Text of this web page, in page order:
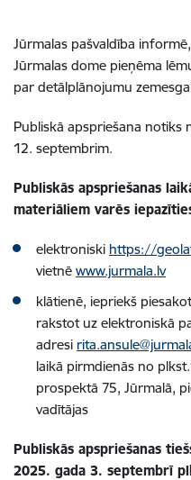
Jūrmalas pašvaldība
Jūrmalas dome pieņēma
par detālplānojumu
Publiskā apspriešana notiks
12. septembrim.
Publiskās apspriešanas
materiāliem varēs
elektroniski https://
vietnē www.jurmala.lv
klātienē, iepriekš
rakstot uz elektroniskā
adresi
laikā pirmdienās no
prospektā 75, Jūrmalā,
vadītājas
Publiskās apspriešanas
2025. gada 3. septembrī